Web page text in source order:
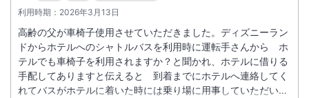
利用時期： 2026年3月13日
高齢の父が車椅子使用させていただきました。ディズニーラン
ドからホテルへのシャトルバスを利用時に運転手さんから ホ
テルでも車椅子を利用されますか？と聞かれ、ホテルに借りる
手配してありますと伝えると 到着までにホテルへ連絡してく
れてバスがホテルに着いた時には乗り場に用事していただいて